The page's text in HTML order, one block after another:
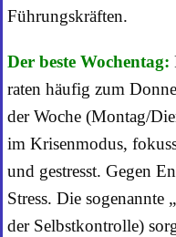
Führungskräften.
Der beste Wochentag:
raten häufig zum
der Woche (Montag/
im Krisenmodus,
und gestresst. Gegen
Stress. Die
der Selbstkontrolle)